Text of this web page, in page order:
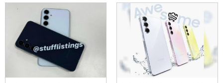
年版三星新機規格傳聞在流傳。
有網友宣稱取得三星針對 2025
年版 Galaxy S 系列
The Tech Outlook 宣稱取得
SAMSUNG Gal